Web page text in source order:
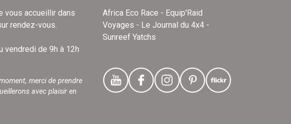
vous accueillir dans
rendez-vous.
vendredi de 9h à 12h
merci de prendre
avec plaisir en
Africa Eco Race - Equip'Raid
Voyages - Le Journal du 4x4 -
Sunreef Yatchs